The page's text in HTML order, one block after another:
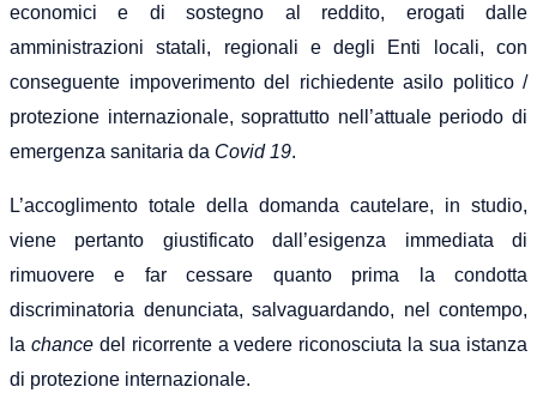
economici e di sostegno al reddito, erogati dalle
amministrazioni statali, regionali e degli Enti locali, con
conseguente impoverimento del richiedente asilo politico /
protezione internazionale, soprattutto nell’attuale periodo di
emergenza sanitaria da Covid 19.
L’accoglimento totale della domanda cautelare, in studio,
viene pertanto giustificato dall’esigenza immediata di
rimuovere e far cessare quanto prima la condotta
discriminatoria denunciata, salvaguardando, nel contempo,
la chance del ricorrente a vedere riconosciuta la sua istanza
di protezione internazionale.